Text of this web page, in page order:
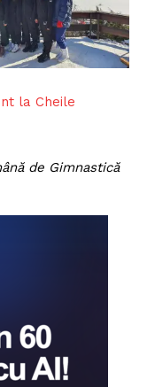
la Cheile
de Gimnastică